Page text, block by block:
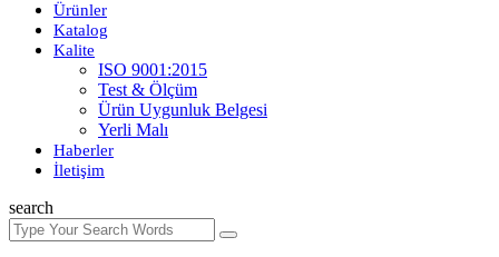
Ürünler
Katalog
Kalite
ISO 9001:2015
Test & Ölçüm
Ürün Uygunluk Belgesi
Yerli Malı
Haberler
İletişim
search